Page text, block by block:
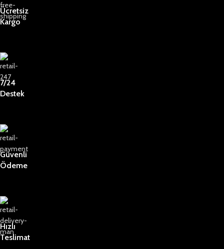
Ücretsiz
Kargo
7/24
Destek
Güvenli
Ödeme
Hızlı
Teslimat